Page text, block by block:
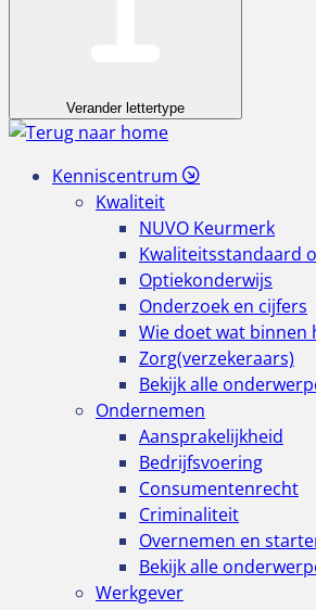
Verander lettertype
Kenniscentrum
Kwaliteit
NUVO Keurmerk
Kwaliteitsstandaard
Optiekonderwijs
Onderzoek en cijfers
Wie doet wat binnen
Zorg(verzekeraars)
Bekijk alle
Ondernemen
Aansprakelijkheid
Bedrijfsvoering
Consumentenrecht
Criminaliteit
Overnemen en
Bekijk alle
Werkgever